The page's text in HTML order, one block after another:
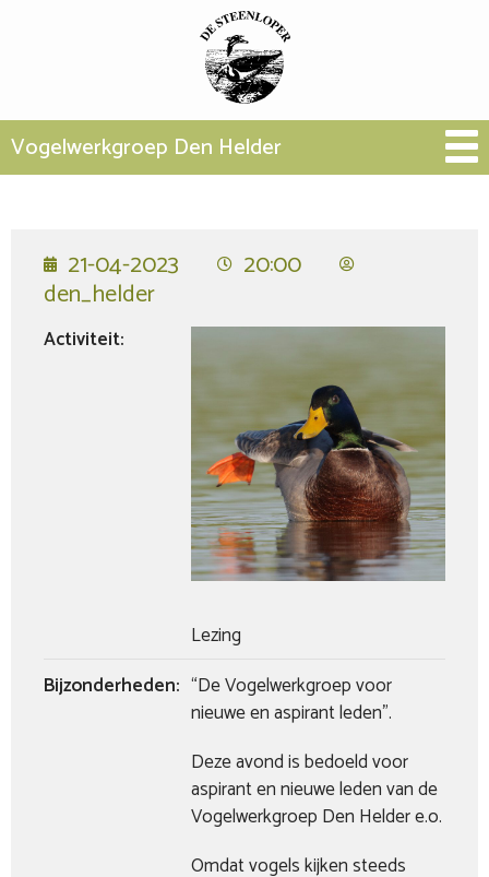
Vogelwerkgroep Den Helder
21-04-2023 20:00
den_helder
Activiteit:
Lezing
Bijzonderheden: “De Vogelwerkgroep voor
nieuwe en aspirant leden”.
Deze avond is bedoeld voor
aspirant en nieuwe leden van de
Vogelwerkgroep Den Helder e.o.
Omdat vogels kijken steeds